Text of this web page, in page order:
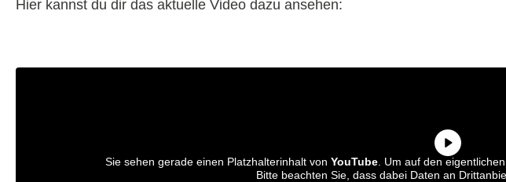
Hier kannst du dir das aktuelle Video dazu ansehen:
Sie sehen gerade einen Platzhalterinhalt von YouTube. Um auf den
Bitte beachten Sie, dass dabei Daten an